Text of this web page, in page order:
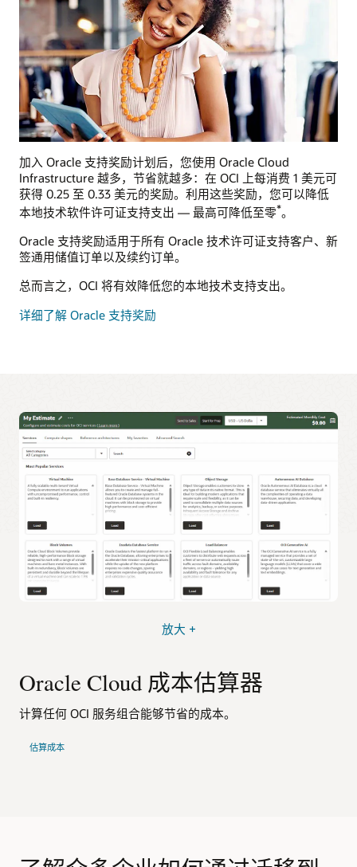
加入 Oracle 支持奖励计划后，您使用 Oracle Cloud
Infrastructure 越多，节省就越多：在 OCI 上每消费 1 美元可
获得 0.25 至 0.33 美元的奖励。利用这些奖励，您可以降低
本地技术软件许可证支持支出 — 最高可降低至零*。
Oracle 支持奖励适用于所有 Oracle 技术许可证支持客户、新
签通用储值订单以及续约订单。
总而言之，OCI 将有效降低您的本地技术支持支出。
详细了解 Oracle 支持奖励
Oracle Cloud 成本估算器
计算任何 OCI 服务组合能够节省的成本。
估算成本
放大 +